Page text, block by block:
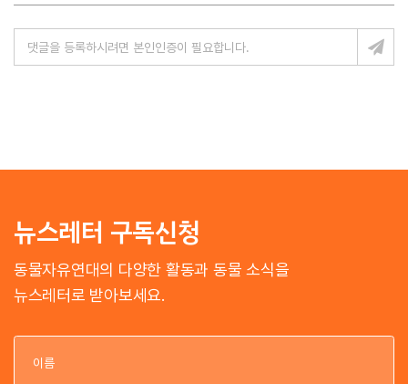
뉴스레터 구독신청
동물자유연대의 다양한 활동과 동물 소식을
뉴스레터로 받아보세요.